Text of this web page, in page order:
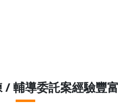
/ 輔導委託案經驗豐富